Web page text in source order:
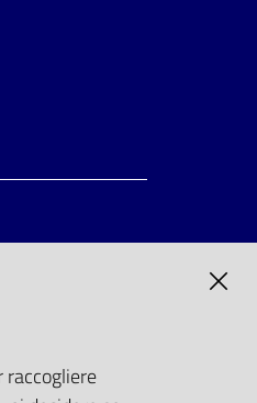
raccogliere